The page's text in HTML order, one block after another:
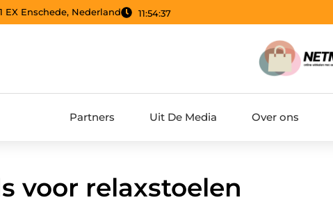
EX Enschede, Nederland 11:54:38
Partners Uit De Media Over ons
voor relaxstoelen